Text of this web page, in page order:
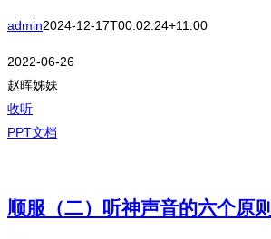
admin2024-12-17T00:02:24+11:00
2022-06-26
赵晖姊妹
收听
PPT文档
顺服（二）听神声音的六个原则